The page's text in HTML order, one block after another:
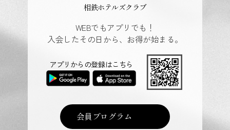
相鉄ホテルズクラブ
WEBでもアプリでも！
入会したその日から、お得が始まる。
会員プログラム
アプリからの登録はこちら